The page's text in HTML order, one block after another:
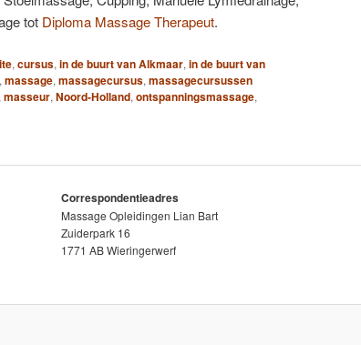
tot Diploma Massage Therapeut.
, cursus, in de buurt van Alkmaar, in de buurt van
, massage, massagecursus, massagecursussen
masseur, Noord-Holland, ontspanningsmassage,
Correspondentieadres
Massage Opleidingen Lian Bart
Zuiderpark 16
1771 AB Wieringerwerf